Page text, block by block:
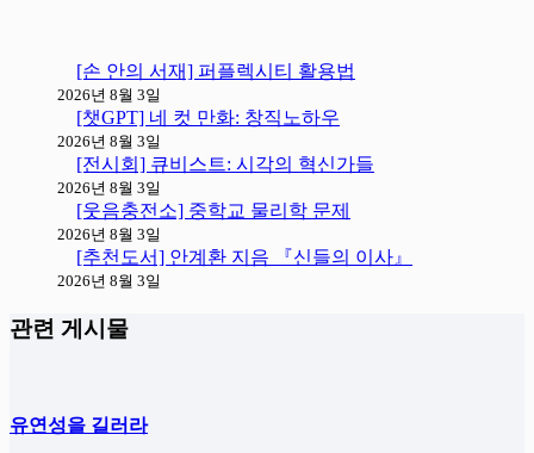
[손 안의 서재] 퍼플렉시티 활용법
2026년 8월 3일
[챗GPT] 네 컷 만화: 창직노하우
2026년 8월 3일
[전시회] 큐비스트: 시각의 혁신가들
2026년 8월 3일
[웃음충전소] 중학교 물리학 문제
2026년 8월 3일
[추천도서] 안계환 지음 『신들의 이사』
2026년 8월 3일
관련 게시물
유연성을 길러라